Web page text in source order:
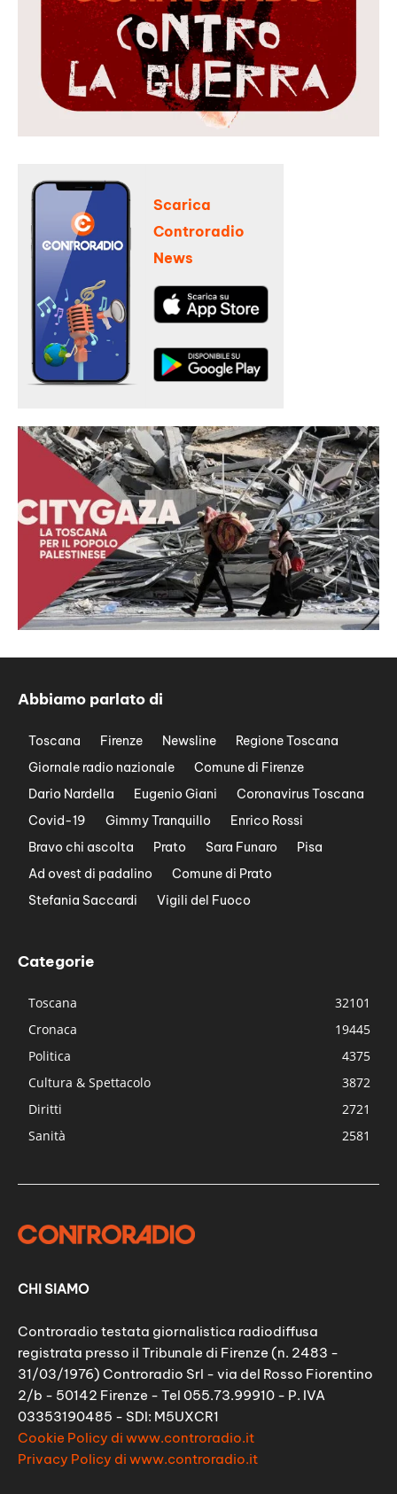
Scarica
Controradio
News
Abbiamo parlato di
Toscana Firenze Newsline
Regione Toscana
Giornale radio nazionale
Comune di Firenze
Dario Nardella
Eugenio Giani
Coronavirus Toscana
Covid-19
Gimmy Tranquillo
Enrico Rossi
Bravo chi ascolta
Prato Sara Funaro
Pisa
Ad ovest di padalino
Comune di Prato
Stefania Saccardi
Vigili del Fuoco
Categorie
Toscana
32101
Cronaca
19445
Politica
4375
Cultura & Spettacolo
3872
Diritti
2721
Sanità
2581
CHI SIAMO
Controradio testata giornalistica radiodiffusa
registrata presso il Tribunale di Firenze (n. 2483 -
31/03/1976) Controradio Srl - via del Rosso Fiorentino
2/b - 50142 Firenze - Tel 055.73.99910 - P. IVA
03353190485 - SDI: M5UXCR1
Cookie Policy di www.controradio.it
Privacy Policy di www.controradio.it